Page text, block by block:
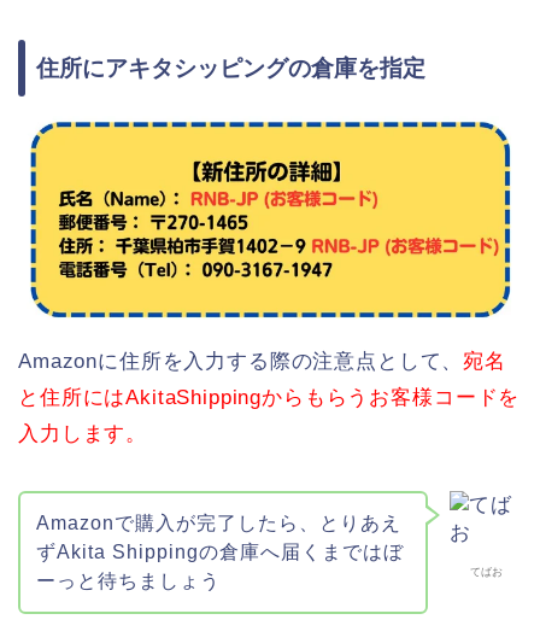
住所にアキタシッピングの倉庫を指定
Amazonに住所を入力する際の注意点として、宛名
と住所にはAkitaShippingからもらうお客様コードを
入力します。
てばお
Amazonで購入が完了したら、とりあえ
ずAkita Shippingの倉庫へ届くまではぼ
ーっと待ちましょう